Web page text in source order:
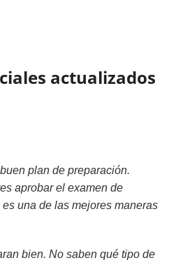
actualizados
plan de preparación.
aprobar el examen de
es una de las mejores maneras
bien. No saben qué tipo de